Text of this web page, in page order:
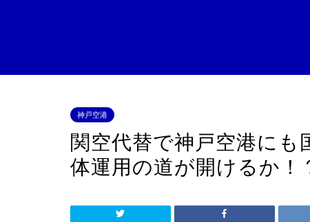
神戸空港
関空代替で神戸空港にも
体運用の道が開けるか！